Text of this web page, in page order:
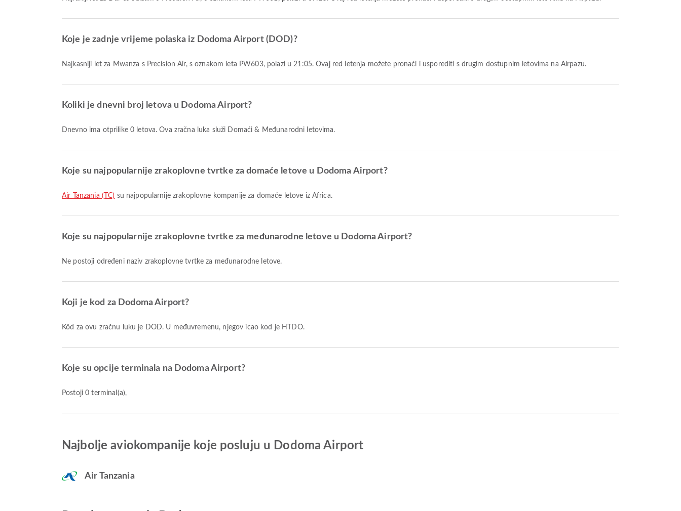
Koje je zadnje vrijeme polaska iz Dodoma Airport (DOD)?
Najkasniji let za Mwanza s Precision Air, s oznakom leta PW603, polazi u 21:05. Ovaj red letenja možete pronaći i usporediti s drugim dostupnim letovima na Airpazu.
Koliki je dnevni broj letova u Dodoma Airport?
Dnevno ima otprilike 0 letova. Ova zračna luka služi Domaći & Međunarodni letovima.
Koje su najpopularnije zrakoplovne tvrtke za domaće letove u Dodoma Airport?
Air Tanzania (TC) su najpopularnije zrakoplovne kompanije za domaće letove iz Africa.
Koje su najpopularnije zrakoplovne tvrtke za međunarodne letove u Dodoma Airport?
Ne postoji određeni naziv zrakoplovne tvrtke za međunarodne letove.
Koji je kod za Dodoma Airport?
Kôd za ovu zračnu luku je DOD. U međuvremenu, njegov icao kod je HTDO.
Koje su opcije terminala na Dodoma Airport?
Postoji 0 terminal(a),
Najbolje aviokompanije koje posluju u Dodoma Airport
Air Tanzania